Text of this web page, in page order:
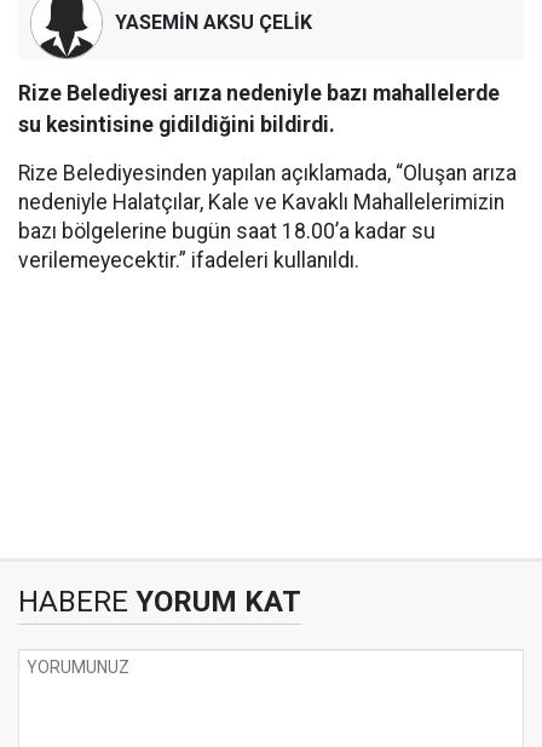
YASEMİN AKSU ÇELİK
Rize Belediyesi arıza nedeniyle bazı mahallelerde
su kesintisine gidildiğini bildirdi.
Rize Belediyesinden yapılan açıklamada, “Oluşan arıza
nedeniyle Halatçılar, Kale ve Kavaklı Mahallelerimizin
bazı bölgelerine bugün saat 18.00’a kadar su
verilemeyecektir.” ifadeleri kullanıldı.
HABERE YORUM KAT